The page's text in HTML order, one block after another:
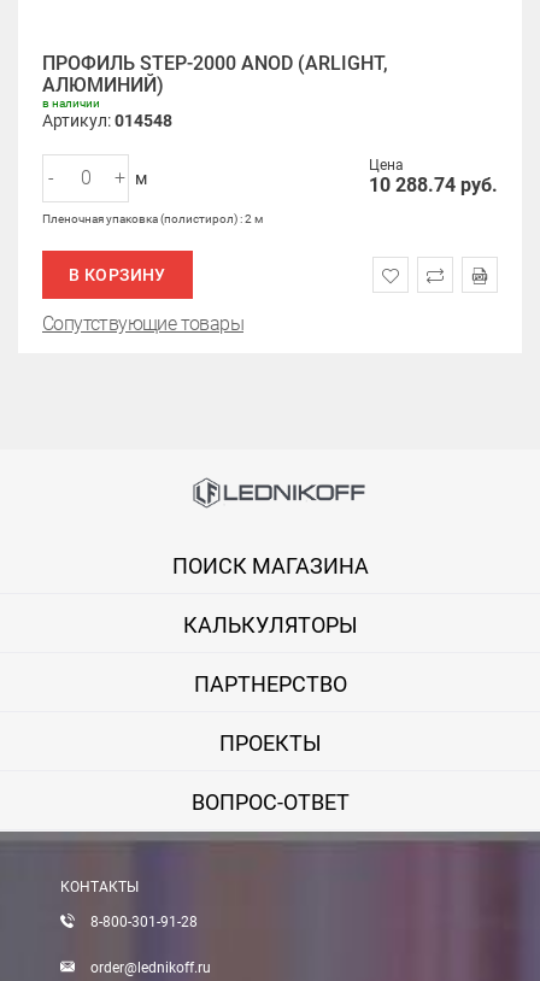
ПРОФИЛЬ STEP-2000 ANOD (ARLIGHT,
АЛЮМИНИЙ)
в наличии
Артикул:014548
Цена
10 288.74 руб.
- + м
Пленочная упаковка (полистирол) : 2 м
В КОРЗИНУ
Сопутствующие товары
ПОИСК МАГАЗИНА
КАЛЬКУЛЯТОРЫ
ПАРТНЕРСТВО
ПРОЕКТЫ
ВОПРОС-ОТВЕТ
КОНТАКТЫ
8-800-301-91-28
order@lednikoff.ru